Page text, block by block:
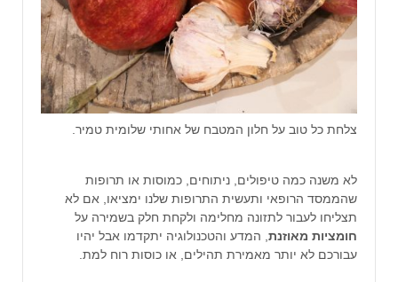
צלחת כל טוב על חלון המטבח של אחותי שלומית טמיר.
לא משנה כמה טיפולים, ניתוחים, כמוסות או תרופות
שהממסד הרופאי ותעשית התרופות שלנו ימציאו, אם לא
תצליחו לעבור לתזונה מחלימה ולקחת חלק בשמירה על
חומציות מאוזנת , המדע והטכנולוגיה יתקדמו אבל יהיו
עבורכם לא יותר מאמירת תהילים, או כוסות רוח למת.